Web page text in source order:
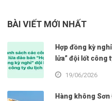
BÀI VIẾT MỚI NHẤT
Hợp đồng kỳ
lửa” đội lốt công
19/06/2026
Hàng không